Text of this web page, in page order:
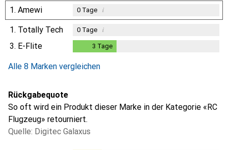
1. Amewi 0Tage i
1. Totally Tech 0Tage i
3. E-Flite 3 Tage
Alle 8 Marken vergleichen
Rückgabequote
So oft wird ein Produkt dieser Marke in der Kategorie «RC
Flugzeug» retourniert.
Quelle: Digitec Galaxus